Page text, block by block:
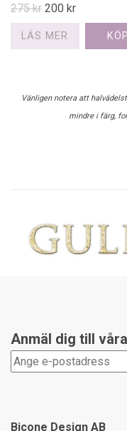
275 kr 200 kr
LÄS MER
Vänligen notera att
mindre i färg,
Anmäl dig till
Bicone Design AB